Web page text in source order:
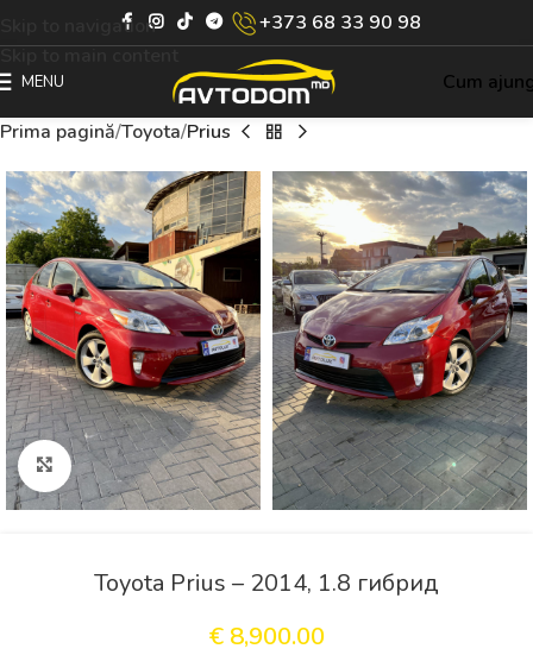
Skip to navigation
+373 68 33 90 98
MENU
Cum
Prima pagină Toyota Prius
Click to enlarge
Toyota Prius – 2014, 1.8 гибрид
€ 8,900.00